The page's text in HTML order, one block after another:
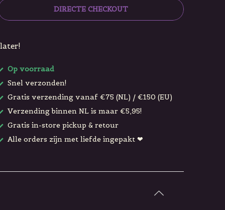
DIRECTE CHECKOUT
Op voorraad
Snel verzonden!
Gratis verzending vanaf €75 (NL) / €150 (EU)
Verzending binnen NL is maar €5,95!
Gratis in-store pickup & retour
Alle orders zijn met liefde ingepakt ❤